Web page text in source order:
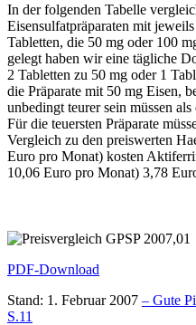
In der folgenden Tabelle
Eisensulfatpräparaten mit
Tabletten, die 50 mg oder 100
gelegt haben wir eine tägliche
2 Tabletten zu 50 mg oder 1
die Präparate mit 50 mg Eisen,
unbedingt teurer sein müssen
Für die teuersten Präparate
Vergleich zu den preiswerten
Euro pro Monat) kosten
10,06 Euro pro Monat) 3,78
PDF-Download
Stand: 1. Februar 2007 – Gute
S.11